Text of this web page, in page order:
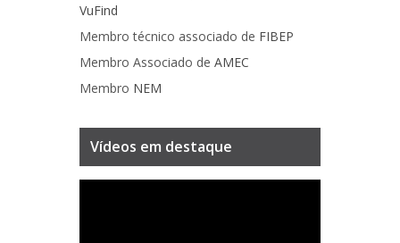
VuFind
Membro técnico associado de FIBEP
Membro Associado de AMEC
Membro NEM
Vídeos em destaque